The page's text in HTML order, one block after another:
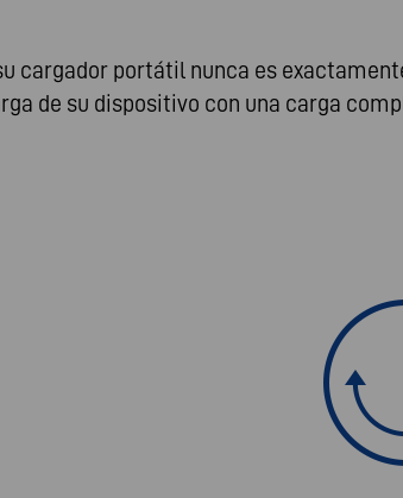
cargador portátil nunca es
de su dispositivo con una carga